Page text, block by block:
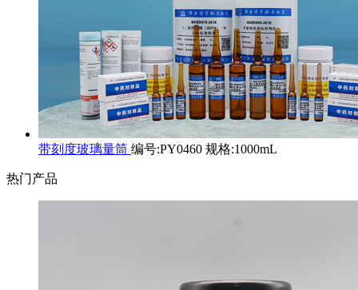
带刻度玻璃量筒 编号:PY0460 规格:1000mL
热门产品